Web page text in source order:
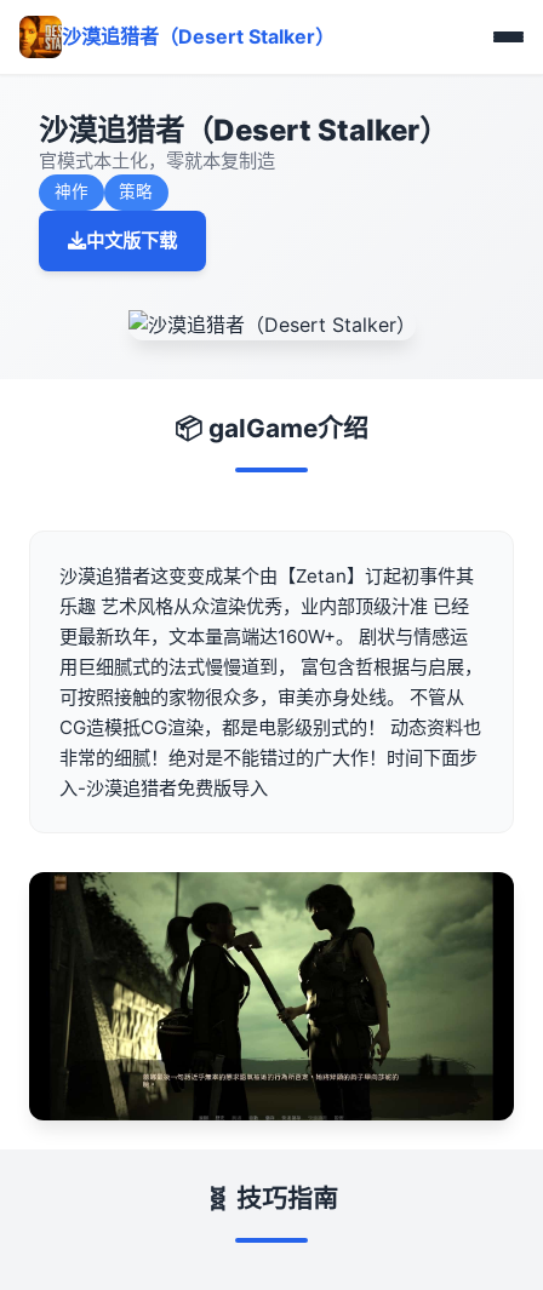
沙漠追猎者（Desert Stalker）
沙漠追猎者（Desert Stalker）
官模式本土化，零就本复制造
神作 策略
中文版下载
📦 galGame介绍
沙漠追猎者这变变成某个由【Zetan】订起初事件其
乐趣 艺术风格从众渲染优秀，业内部顶级汁准 已经
更最新玖年，文本量高端达160W+。 剧状与情感运
用巨细腻式的法式慢慢道到， 富包含哲根据与启展，
可按照接触的家物很众多，审美亦身处线。 不管从
CG造模抵CG渲染，都是电影级别式的！ 动态资料也
非常的细腻！绝对是不能错过的广大作！时间下面步
入-沙漠追猎者免费版导入
🧬 技巧指南